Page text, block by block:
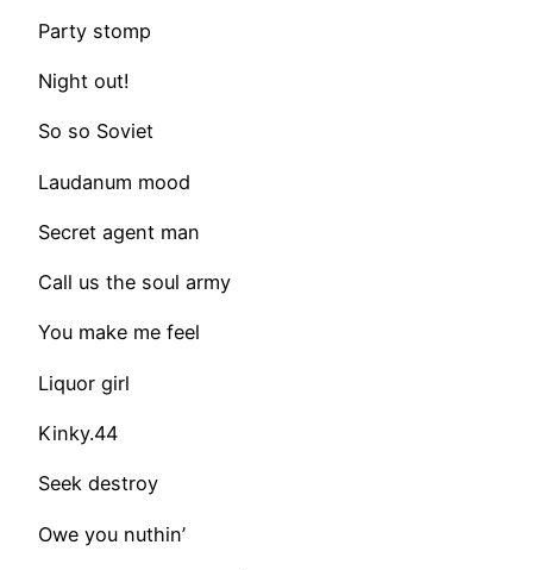
Party stomp
Night out!
So so Soviet
Laudanum mood
Secret agent man
Call us the soul army
You make me feel
Liquor girl
Kinky.44
Seek destroy
Owe you nuthin’